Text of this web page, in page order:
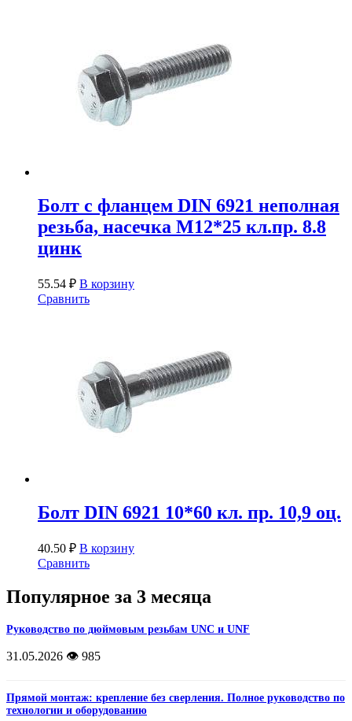
Болт с фланцем DIN 6921 неполная
резьба, насечка М12*25 кл.пр. 8.8
цинк
55.54 ₽ В корзину
Сравнить
Болт DIN 6921 10*60 кл. пр. 10,9 оц.
40.50 ₽ В корзину
Сравнить
Популярное за 3 месяца
Руководство по дюймовым резьбам UNC и UNF
31.05.2026 👁️ 985
Прямой монтаж: крепление без сверления. Полное руководство по
технологии и оборудованию